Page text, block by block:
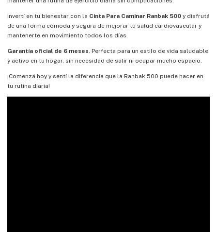
Invertí en tu bienestar con la Cinta Para Caminar Ranbak 500 y disfrutá
de una forma cómoda y segura de mejorar tu salud cardiovascular y
mantenerte en movimiento todos los días.
Garantía oficial de 6 meses. Perfecta para un estilo de vida saludable
y activo en tu hogar, sin necesidad de salir ni ocupar mucho espacio.
¡Comenzá hoy y sentí la diferencia que la Ranbak 500 puede hacer en
tu rutina diaria!